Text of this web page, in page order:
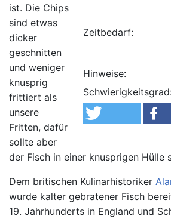
Zeitbedarf:
Hinweise:
ist. Die Chips
sind etwas
dicker
geschnitten
und weniger
knusprig
frittiert als
unsere
Fritten, dafür
sollte aber
der Fisch in einer knusprigen Hülle
Dem britischen Kulinarhistoriker
wurde kalter gebratener Fisch
19. Jahrhunderts in England und